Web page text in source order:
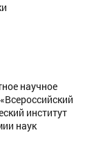
научное
институт
наук